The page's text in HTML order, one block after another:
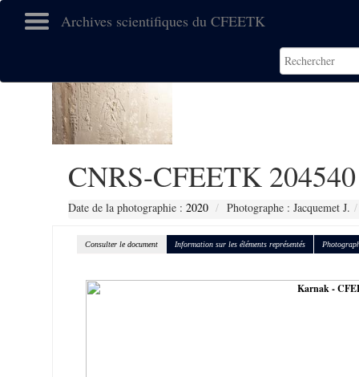
Archives scientifiques du CFEETK
CNRS-CFEETK 204540
Date de la photographie : 2020 Photographe : Jacquemet J.
Consulter le document Information sur les éléments représentés